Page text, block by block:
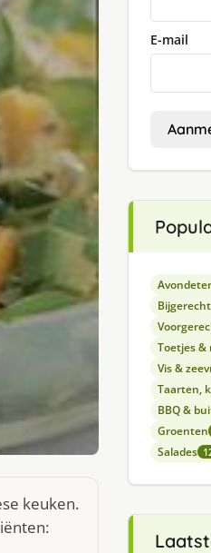
keuken.
E-mail
Toetjes &
Vis &
Taarten,
BBQ &
Groenten
Salades